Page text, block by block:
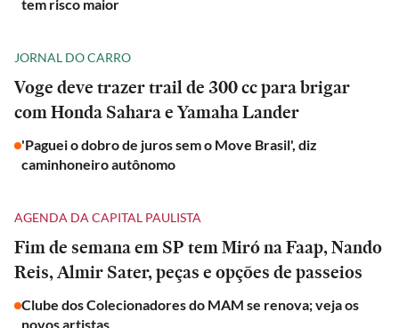
tem risco maior
JORNAL DO CARRO
Voge deve trazer trail de 300 cc para brigar
com Honda Sahara e Yamaha Lander
'Paguei o dobro de juros sem o Move Brasil', diz
caminhoneiro autônomo
AGENDA DA CAPITAL PAULISTA
Fim de semana em SP tem Miró na Faap, Nando
Reis, Almir Sater, peças e opções de passeios
Clube dos Colecionadores do MAM se renova; veja os
novos artistas